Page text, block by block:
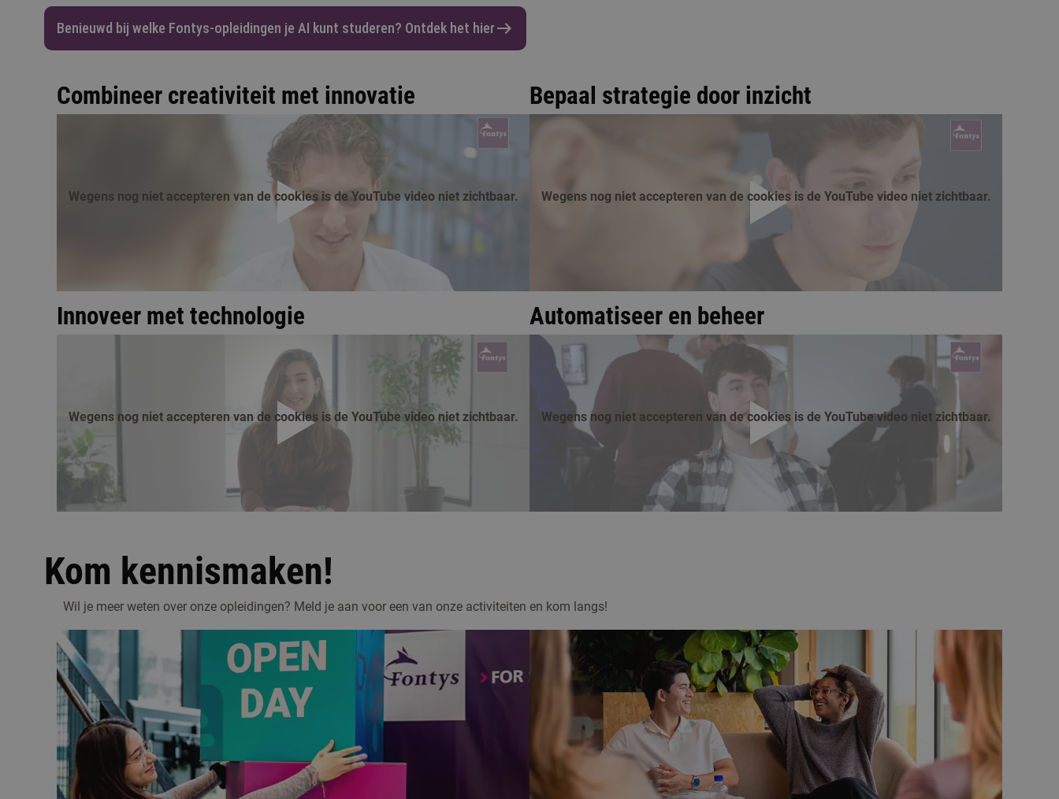
Benieuwd bij welke Fontys-opleidingen je AI kunt studeren? Ontdek het hier
Combineer creativiteit met innovatie
afspelen
Wegens nog niet accepteren van de cookies is de YouTube video niet zichtbaar.
Bepaal strategie door inzicht
afspelen
Wegens nog niet accepteren van de cookies is de YouTube video niet zichtbaar.
Innoveer met technologie
Wegens nog niet accepteren van de cookies is de YouTube video niet zichtbaar.
Automatiseer en beheer
afspelen
Wegens nog niet accepteren van de cookies is de YouTube video niet zichtbaar.
Kom kennismaken!
Wil je meer weten over onze opleidingen? Meld je aan voor een van onze activiteiten en kom langs!